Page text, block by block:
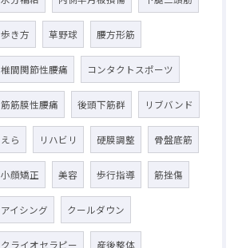
歩き方 草野球 腰方形筋
椎間関節性腰痛 コンタクトスポーツ
筋筋膜性腰痛 後頭下筋群 リブバンド
えら リハビリ 硬膜調整 骨盤底筋
小顔矯正 美容 歩行指導 筋挫傷
アイシング クールダウン
クライオセラピー 産後整体